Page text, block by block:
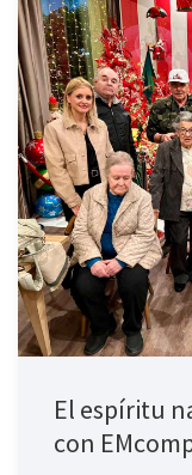
El espíritu
con